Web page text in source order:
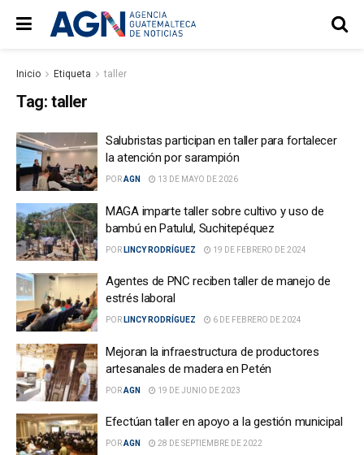
Inicio Etiqueta taller
Tag: taller
Salubristas participan en taller para fortalecer
la atención por sarampión
PORAGN 13 DE MAYO DE 2026
MAGA imparte taller sobre cultivo y uso de
bambú en Patulul, Suchitepéquez
POR LINCY RODRÍGUEZ 19 DE FEBRERO DE 2024
Agentes de PNC reciben taller de manejo de
estrés laboral
POR LINCY RODRÍGUEZ 6 DE FEBRERO DE 2024
Mejoran la infraestructura de productores
artesanales de madera en Petén
PORAGN 19 DE JUNIO DE 2023
Efectúan taller en apoyo a la gestión municipal
PORAGN 28 DE SEPTIEMBRE DE 2022